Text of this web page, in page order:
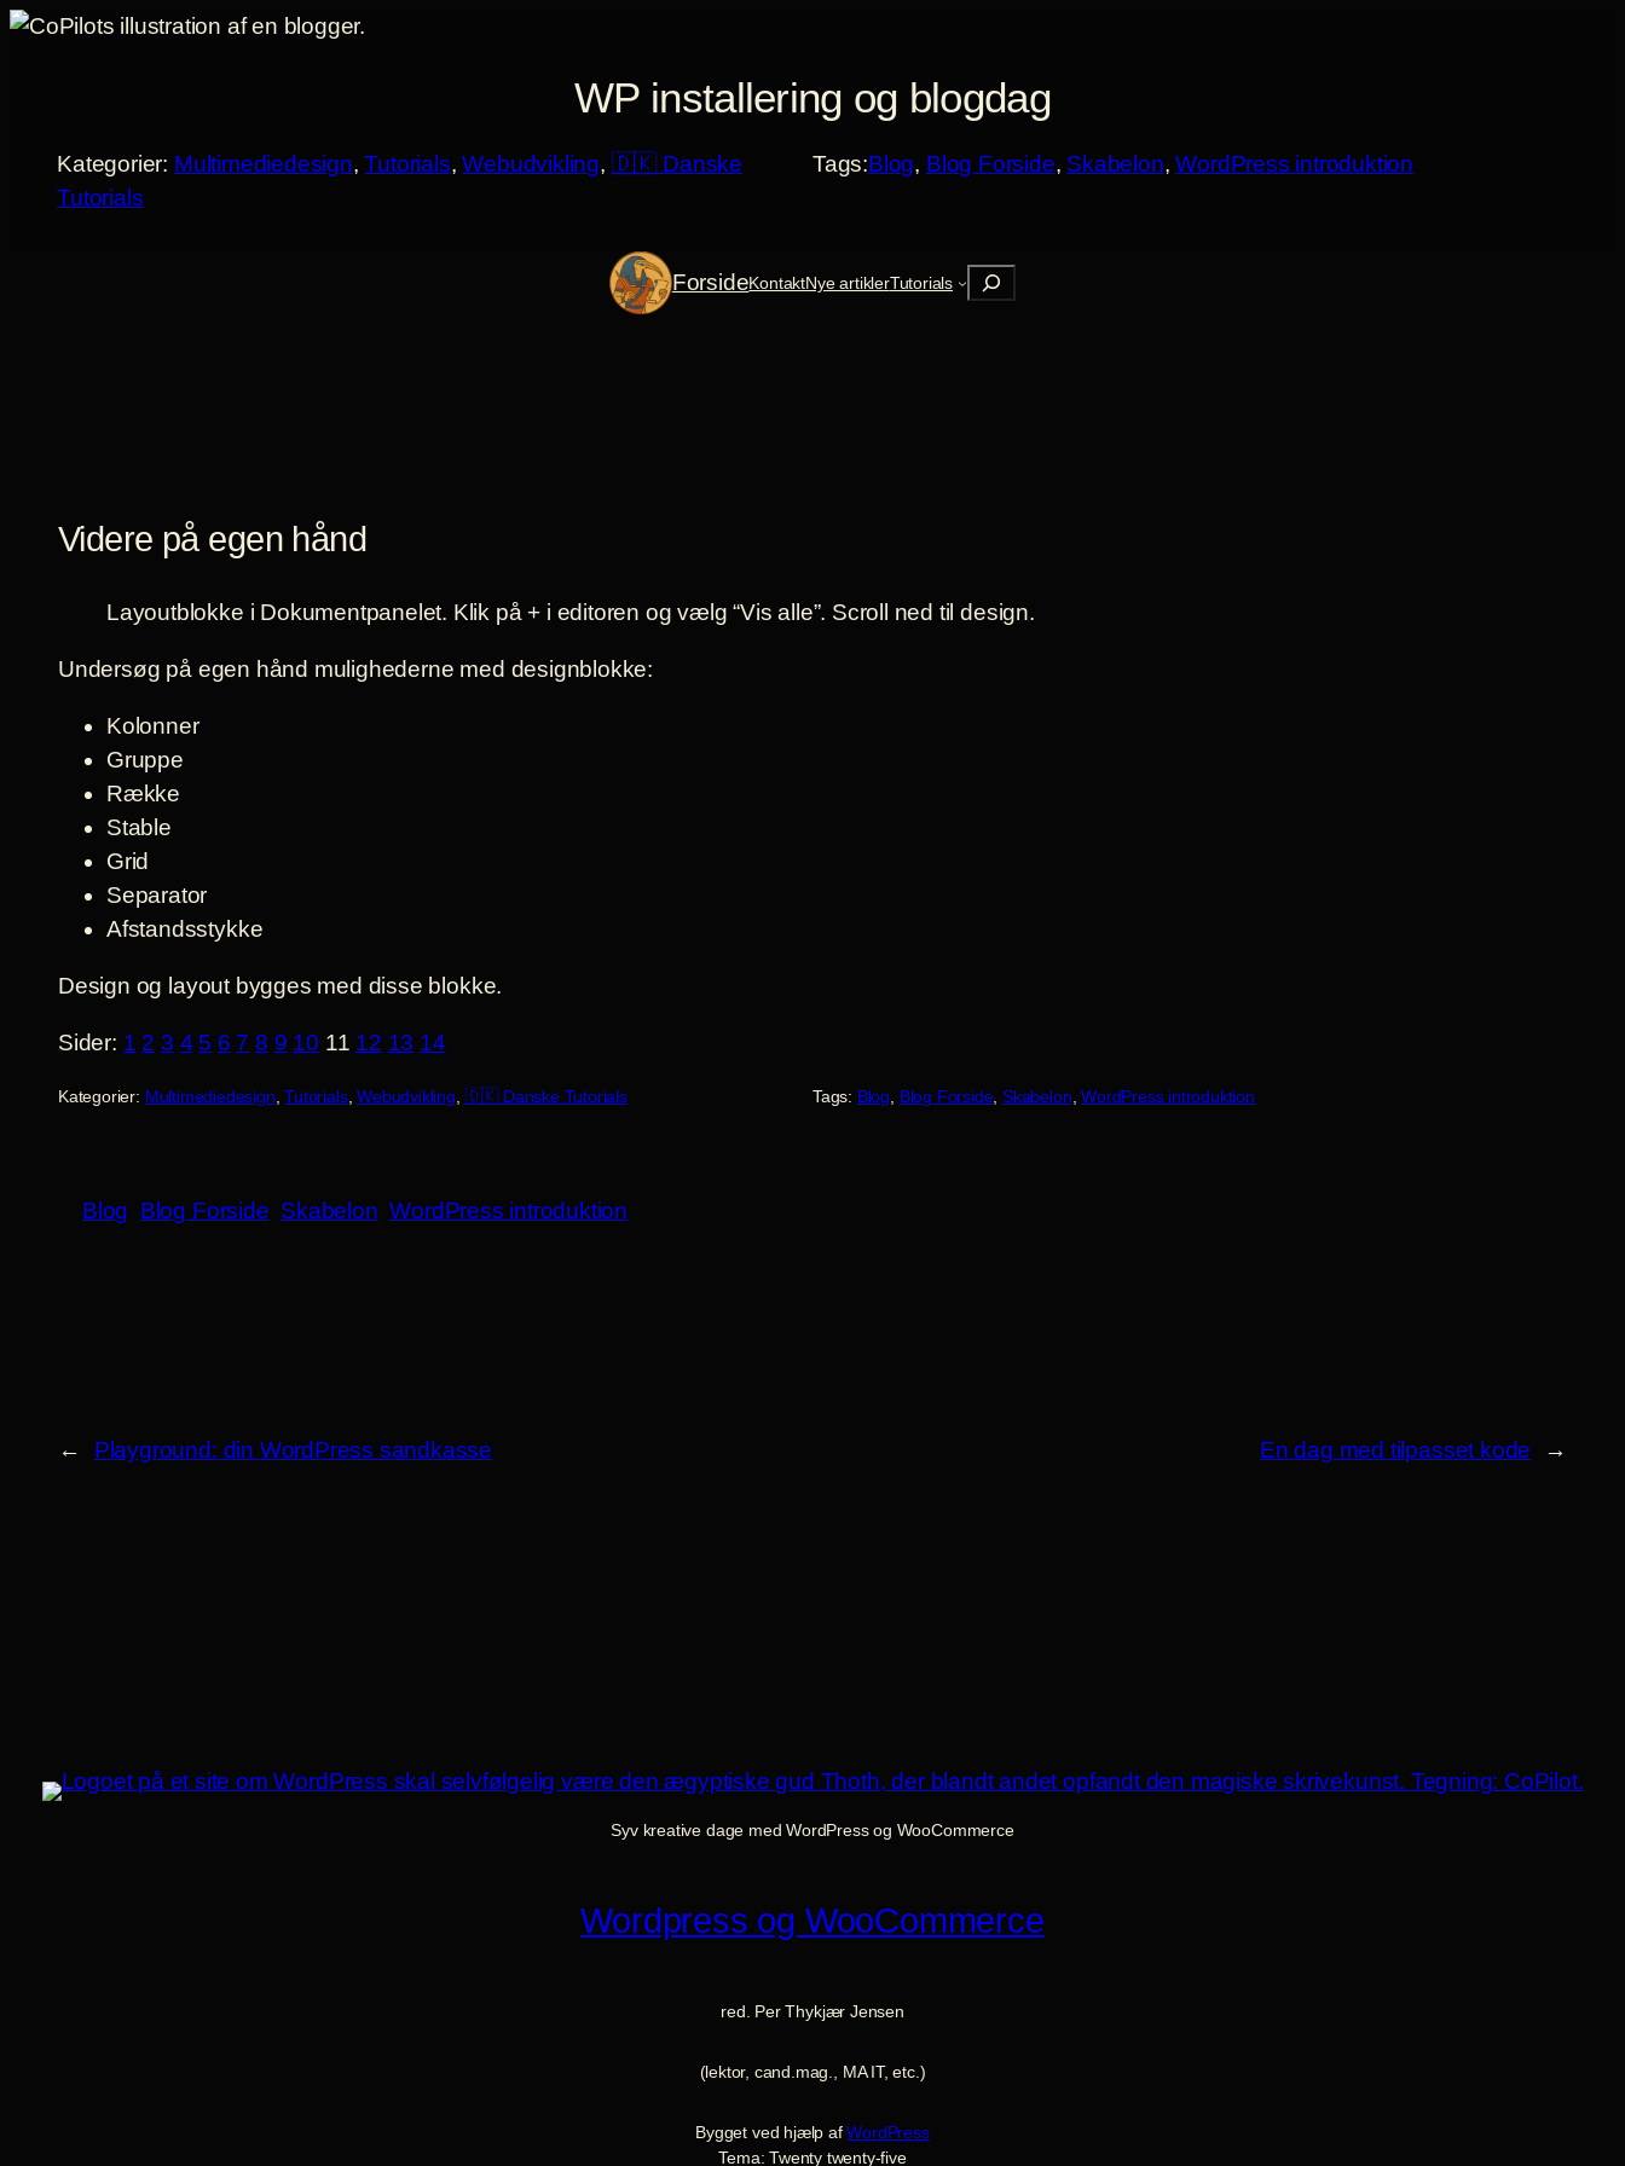
Spring
WP installering og blogdag
Kategorier: Multimediedesign, Tutorials, Webudvikling, 🇩🇰 Danske
Tutorials
Tags:Blog, Blog Forside, Skabelon, WordPress introduktion
ForsideKontaktNye artiklerTutorials Søg
Videre på egen hånd
Layoutblokke i Dokumentpanelet. Klik på + i editoren og vælg “Vis alle”. Scroll ned til design.
Undersøg på egen hånd mulighederne med designblokke:
Kolonner
Gruppe
Række
Stable
Grid
Separator
Afstandsstykke
Design og layout bygges med disse blokke.
Sider: 1 2 3 4 5 6 7 8 9 10 11 12 13 14
Kategorier: Multimediedesign , Tutorials, Webudvikling 🇩🇰 Danske Tutorials Tags: Blog Blog Forside, Skabelon , WordPress introduktion
Blog Blog Forside Skabelon WordPress introduktion
← Playground: din WordPress sandkasse En dag med tilpasset kode →
Syv kreative dage med WordPress og WooCommerce
Wordpress og WooCommerce
red. Per Thykjær Jensen
(lektor, cand.mag., MA IT, etc.)
Bygget ved hjælp afWordPress
Tema: Twenty twenty-five